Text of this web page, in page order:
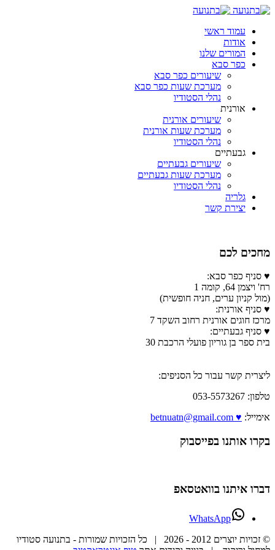
עמוד ראשי
אודות
המורים שלנו
כפר סבא
שיעורים כפר סבא
מערכת שעות כפר סבא
נהלי הסטודיו
אורנית
שיעורים אורנית
מערכת שעות אורנית
נהלי הסטודיו
גבעתיים
שיעורים גבעתיים
מערכת שעות גבעתיים
נהלי הסטודיו
גלריה
יצירת קשר
מחכים לכם
♥ סניף כפר סבא:
רח' ויצמן 64, קומה 1
(מול קניון ערים, חניה חופשית)
♥ סניף אורנית:
מרכז חוגים אורנית רחוב השקד 7
♥ סניף גבעתיים:
בית ספר בן גוריון פועלי הרכבת 30
ליצרית קשר עבור כל הסניפים:
טלפון: 053-5573267
אימייל: ♥ betnuatn@gmail.com
בקרו אותנו בפייסבוק
דברו איתנו בוואטסאפ
WhatsApp
© זכויות יוצרים 2012 -
2026 | כל הזכויות שמורות - בתנועה סטודיו